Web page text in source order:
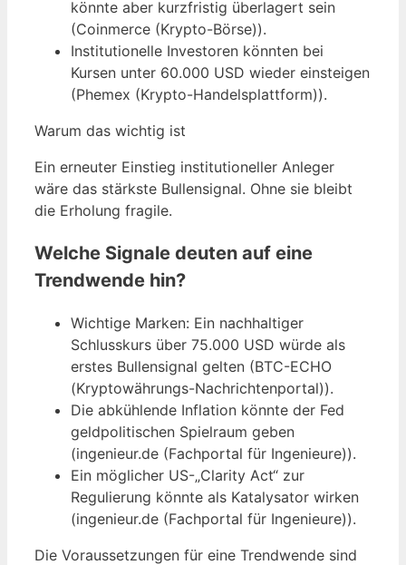
könnte aber kurzfristig überlagert sein
(Coinmerce (Krypto-Börse)).
Institutionelle Investoren könnten bei
Kursen unter 60.000 USD wieder einsteigen
(Phemex (Krypto-Handelsplattform)).
Warum das wichtig ist
Ein erneuter Einstieg institutioneller Anleger
wäre das stärkste Bullensignal. Ohne sie bleibt
die Erholung fragile.
Welche Signale deuten auf eine
Trendwende hin?
Wichtige Marken: Ein nachhaltiger
Schlusskurs über 75.000 USD würde als
erstes Bullensignal gelten (BTC-ECHO
(Kryptowährungs-Nachrichtenportal)).
Die abkühlende Inflation könnte der Fed
geldpolitischen Spielraum geben
(ingenieur.de (Fachportal für Ingenieure)).
Ein möglicher US-„Clarity Act“ zur
Regulierung könnte als Katalysator wirken
(ingenieur.de (Fachportal für Ingenieure)).
Die Voraussetzungen für eine Trendwende sind